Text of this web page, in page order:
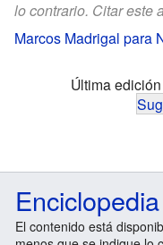
lo contrario. Citar este
Marcos Madrigal para
Última
El contenido está